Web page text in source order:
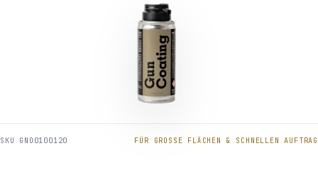
SKU GNO0100120 FÜR GROSSE FLÄCHEN & SCHNELLEN AUFTRAG